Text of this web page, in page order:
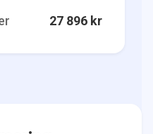
27 896 kr